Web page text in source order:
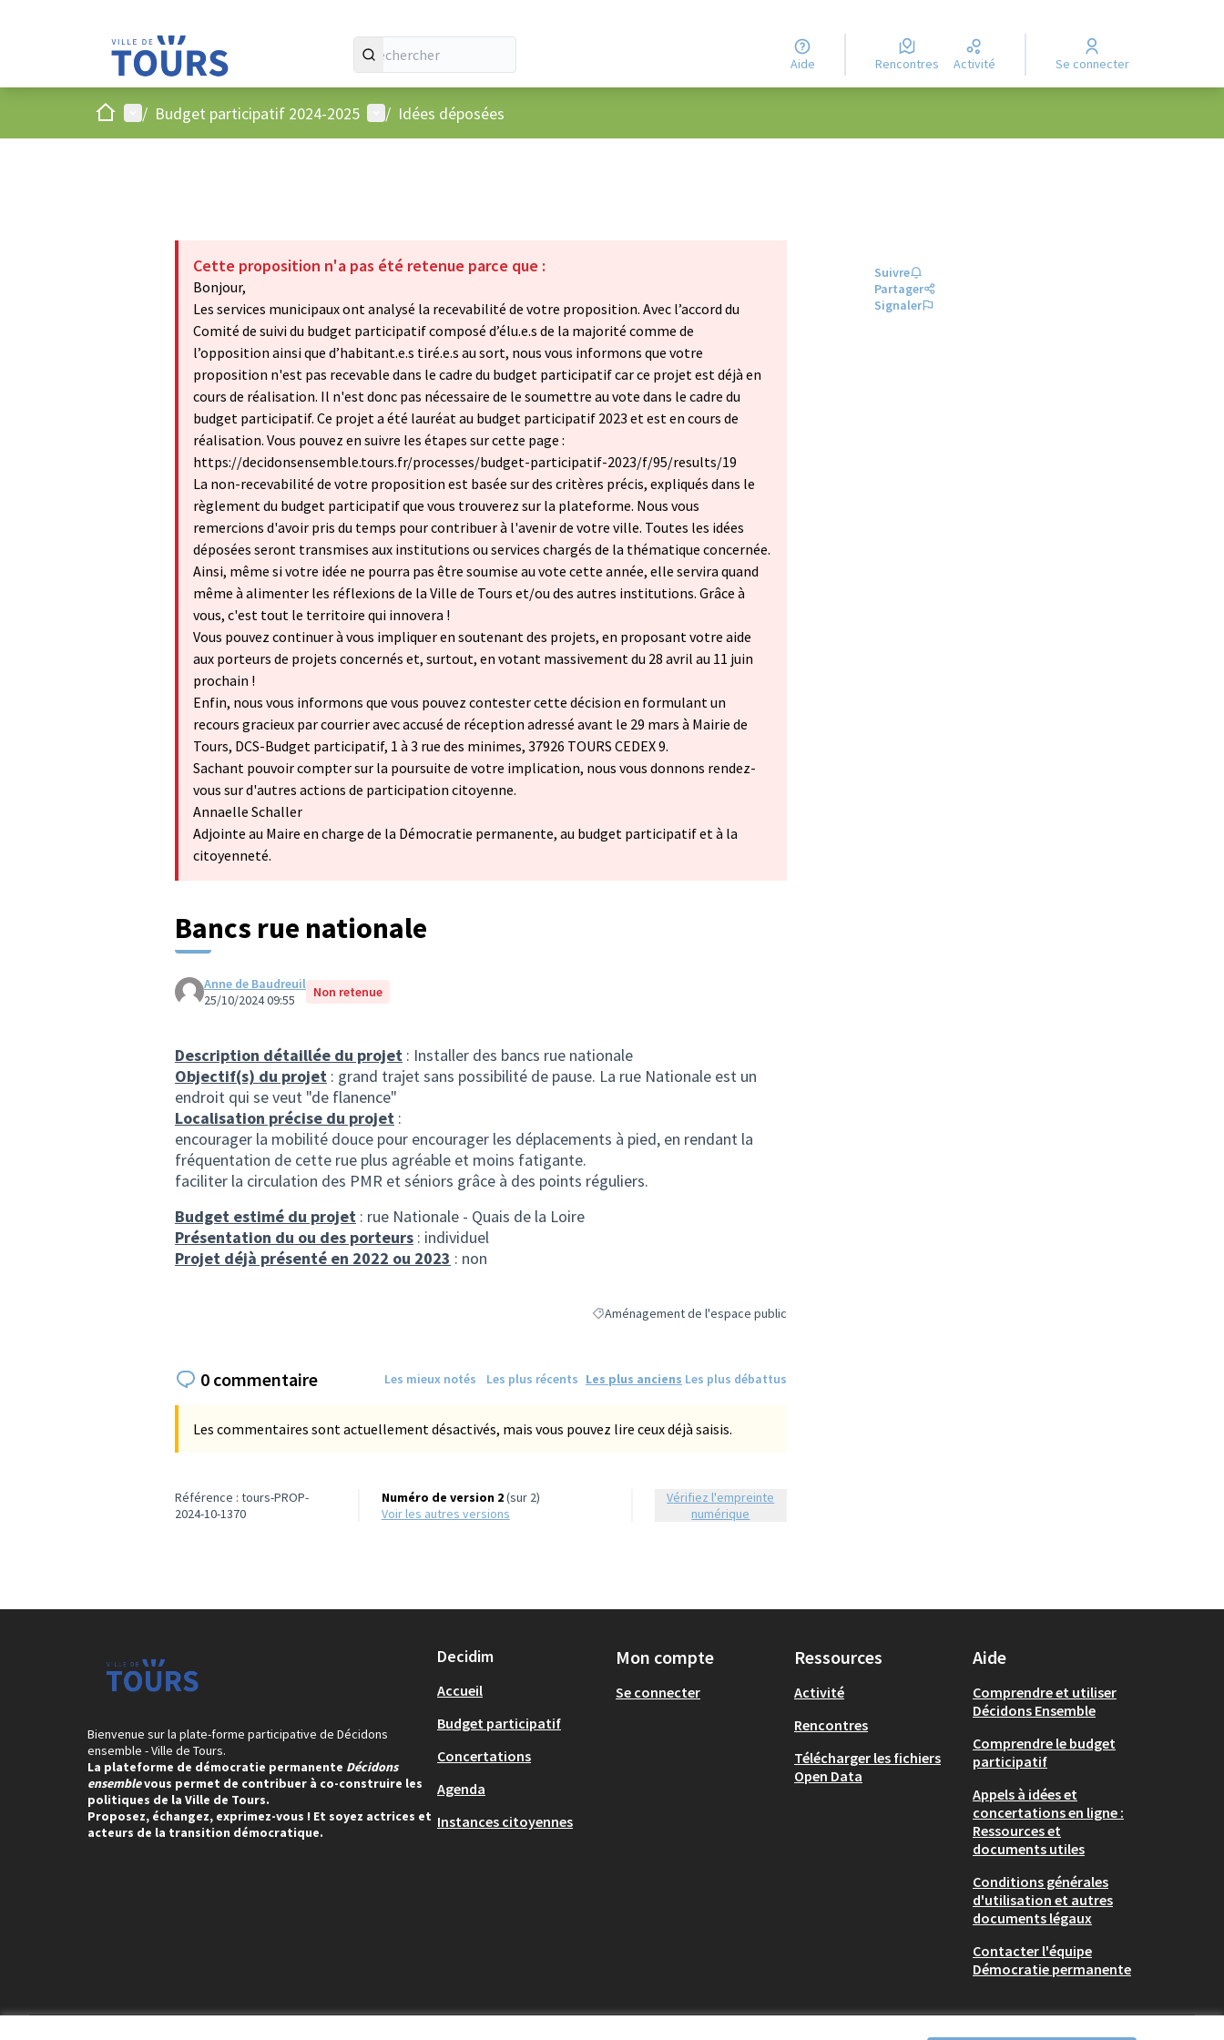
Aide Rencontres Activité Se connecter
AccueilMenu principal
/ Budget participatif 2024-2025 Menu utilisateur
/ Idées déposées
Cette proposition n'a pas été retenue parce que :
Bonjour,
Les services municipaux ont analysé la recevabilité de votre proposition. Avec l’accord du
Comité de suivi du budget participatif composé d’élu.e.s de la majorité comme de
l’opposition ainsi que d’habitant.e.s tiré.e.s au sort, nous vous informons que votre
proposition n'est pas recevable dans le cadre du budget participatif car ce projet est déjà en
cours de réalisation. Il n'est donc pas nécessaire de le soumettre au vote dans le cadre du
budget participatif. Ce projet a été lauréat au budget participatif 2023 et est en cours de
réalisation. Vous pouvez en suivre les étapes sur cette page :
https://decidonsensemble.tours.fr/processes/budget-participatif-2023/f/95/results/19
La non-recevabilité de votre proposition est basée sur des critères précis, expliqués dans le
règlement du budget participatif que vous trouverez sur la plateforme. Nous vous
remercions d'avoir pris du temps pour contribuer à l'avenir de votre ville. Toutes les idées
déposées seront transmises aux institutions ou services chargés de la thématique concernée.
Ainsi, même si votre idée ne pourra pas être soumise au vote cette année, elle servira quand
même à alimenter les réflexions de la Ville de Tours et/ou des autres institutions. Grâce à
vous, c'est tout le territoire qui innovera !
Vous pouvez continuer à vous impliquer en soutenant des projets, en proposant votre aide
aux porteurs de projets concernés et, surtout, en votant massivement du 28 avril au 11 juin
prochain !
Enfin, nous vous informons que vous pouvez contester cette décision en formulant un
recours gracieux par courrier avec accusé de réception adressé avant le 29 mars à Mairie de
Tours, DCS-Budget participatif, 1 à 3 rue des minimes, 37926 TOURS CEDEX 9.
Sachant pouvoir compter sur la poursuite de votre implication, nous vous donnons rendez-
vous sur d'autres actions de participation citoyenne.
Annaelle Schaller
Adjointe au Maire en charge de la Démocratie permanente, au budget participatif et à la
citoyenneté.
Bancs rue nationale
Anne de Baudreuil
25/10/2024 09:55
Non retenue
Description détaillée du projet : Installer des bancs rue nationale
Objectif(s) du projet : grand trajet sans possibilité de pause. La rue Nationale est un
endroit qui se veut "de flanence"
Localisation précise du projet :
encourager la mobilité douce pour encourager les déplacements à pied, en rendant la
fréquentation de cette rue plus agréable et moins fatigante.
faciliter la circulation des PMR et séniors grâce à des points réguliers.
Budget estimé du projet : rue Nationale - Quais de la Loire
Présentation du ou des porteurs : individuel
Projet déjà présenté en 2022 ou 2023 : non
Filtrer les résultats de la catégorie : Aménagement de l'espace public
Aménagement de l'espace public
Suivre
Partager
Signaler
0 commentaire Les mieux notés Les plus récents Les plus anciens Les plus débattus
Les commentaires sont actuellement désactivés, mais vous pouvez lire ceux déjà saisis.
Référence : tours-PROP-
2024-10-1370
Numéro de version 2(sur 2)
voir les autres versions
Vérifiez l'empreinte
numérique
Bienvenue sur la plate-forme participative de Décidons
ensemble - Ville de Tours.
La plateforme de démocratie permanente Décidons
ensemblevous permet de contribuer à co-construire les
politiques de la Ville de Tours.
Proposez, échangez, exprimez-vous ! Et soyez actrices et
acteurs de la transition démocratique.
Decidim
Accueil
Budget participatif
Concertations
Agenda
Instances citoyennes
Mon compte
Se connecter
Ressources
Activité
Rencontres
Télécharger les fichiers
Open Data
Aide
Comprendre et utiliser
Décidons Ensemble
Comprendre le budget
participatif
Appels à idées et
concertations en ligne :
Ressources et
documents utiles
Conditions générales
d'utilisation et autres
documents légaux
Contacter l'équipe
Démocratie permanente